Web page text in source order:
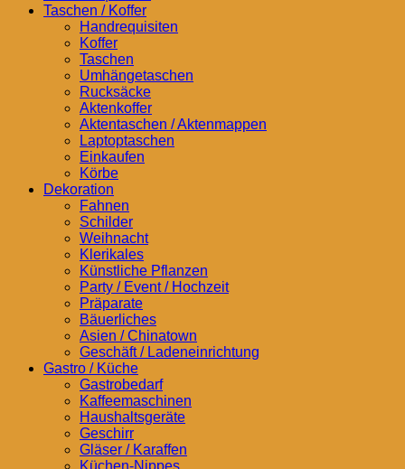
Taschen / Koffer
Handrequisiten
Koffer
Taschen
Umhängetaschen
Rucksäcke
Aktenkoffer
Aktentaschen / Aktenmappen
Laptoptaschen
Einkaufen
Körbe
Dekoration
Fahnen
Schilder
Weihnacht
Klerikales
Künstliche Pflanzen
Party / Event / Hochzeit
Präparate
Bäuerliches
Asien / Chinatown
Geschäft / Ladeneinrichtung
Gastro / Küche
Gastrobedarf
Kaffeemaschinen
Haushaltsgeräte
Geschirr
Gläser / Karaffen
Küchen-Nippes